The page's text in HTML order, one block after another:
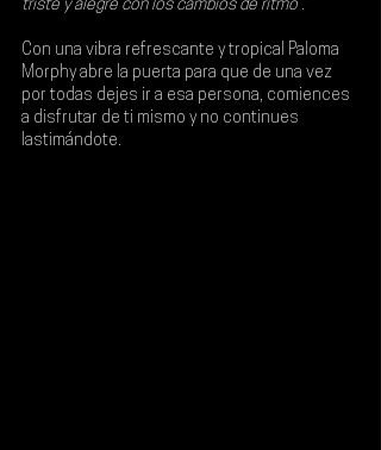
triste y alegre con los cambios de ritmo”.
Con una vibra refrescante y tropical Paloma
Morphy abre la puerta para que de una vez
por todas dejes ir a esa persona, comiences
a disfrutar de ti mismo y no continues
lastimándote.